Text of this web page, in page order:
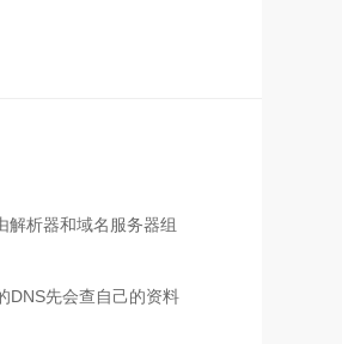
解析器和域名服务器组
DNS先会查自己的资料